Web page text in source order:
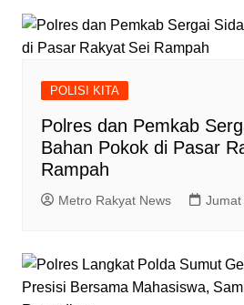
POLISI KITA
Polres dan Pemkab
Bahan Pokok di Pasar
Rampah
Metro Rakyat News